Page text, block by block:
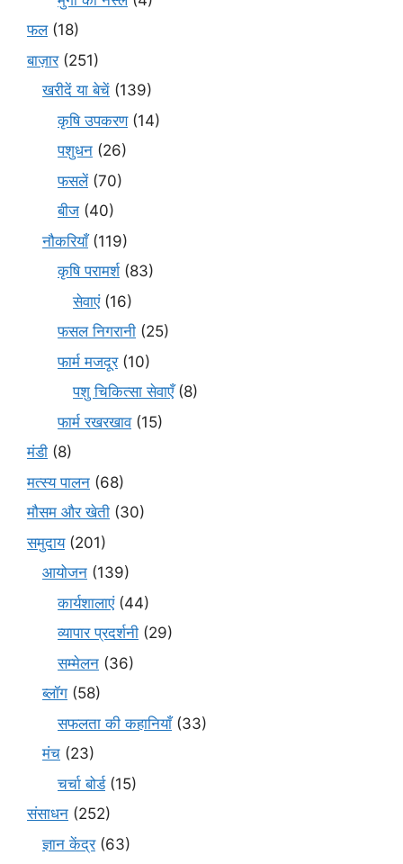
फल(18)
बाज़ार(251)
खरीदें या बेचें (139)
कृषि उपकरण(14)
पशुधन (26)
फसलें(70)
बीज (40)
नौकरियाँ(119)
कृषि परामर्श(83)
सेवाएं(16)
फसल निगरानी (25)
फार्म मजदूर(10)
पशु चिकित्सा सेवाएँ(8)
फार्म रखरखाव(15)
मंडी (8)
मत्स्य पालन (68)
मौसम और खेती (30)
समुदाय(201)
आयोजन (139)
कार्यशालाएं(44)
व्यापार प्रदर्शनी (29)
सम्मेलन (36)
ब्लॉग (58)
सफलता की कहानियाँ(33)
मंच (23)
चर्चा बोर्ड(15)
संसाधन (252)
ज्ञान केंद्र(63)